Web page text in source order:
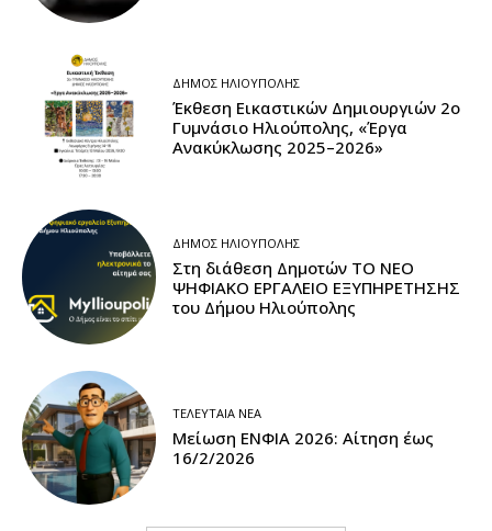
ΔΉΜΟΣ ΗΛΙΟΎΠΟΛΗΣ
Έκθεση Εικαστικών Δημιουργιών 2ο
Γυμνάσιο Ηλιούπολης, «Έργα
Ανακύκλωσης 2025–2026»
ΔΉΜΟΣ ΗΛΙΟΎΠΟΛΗΣ
Στη διάθεση Δημοτών ΤΟ ΝΕΟ
ΨΗΦΙΑΚΟ ΕΡΓΑΛΕΙΟ ΕΞΥΠΗΡΕΤΗΣΗΣ
του Δήμου Ηλιούπολης
ΤΕΛΕΥΤΑΊΑ ΝΈΑ
Μείωση ΕΝΦΙΑ 2026: Αίτηση έως
16/2/2026